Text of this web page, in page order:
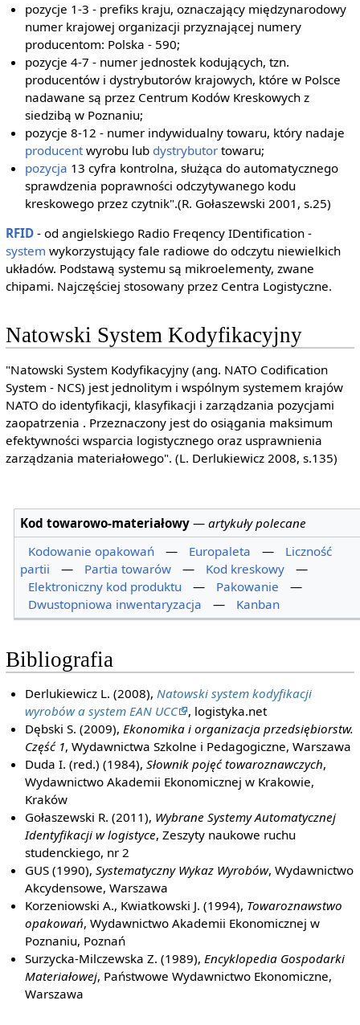
pozycje 1-3 - prefiks kraju, oznaczający międzynarodowy
numer krajowej organizacji przyznającej numery
producentom: Polska - 590;
pozycje 4-7 - numer jednostek kodujących, tzn.
producentów i dystrybutorów krajowych, które w Polsce
nadawane są przez Centrum Kodów Kreskowych z
siedzibą w Poznaniu;
pozycje 8-12 - numer indywidualny towaru, który nadaje
producentwyrobu lub dystrybutor towaru;
pozycja 13 cyfra kontrolna, służąca do automatycznego
sprawdzenia poprawności odczytywanego kodu
kreskowego przez czytnik".(R. Gołaszewski 2001, s.25)
RFID- od angielskiego Radio Freqency IDentification -
system wykorzystujący fale radiowe do odczytu niewielkich
układów. Podstawą systemu są mikroelementy, zwane
chipami. Najczęściej stosowany przez Centra Logistyczne.
Natowski System Kodyfikacyjny
"Natowski System Kodyfikacyjny (ang. NATO Codification
System - NCS) jest jednolitym i wspólnym systemem krajów
NATO do identyfikacji, klasyfikacji i zarządzania pozycjami
zaopatrzenia . Przeznaczony jest do osiągania maksimum
efektywności wsparcia logistycznego oraz usprawnienia
zarządzania materiałowego". (L. Derlukiewicz 2008, s.135)
Kod towarowo-materiałowy —artykuły polecane
Kodowanie opakowań
— Europaleta —
Liczność
partii
— Partia towarów — Kod kreskowy
—
Elektroniczny kod produktu
— Pakowanie
—
Dwustopniowa inwentaryzacja
— Kanban
Bibliografia
Derlukiewicz L. (2008),Natowski system kodyfikacji
wyrobów a system EAN UCC
, logistyka.net
Dębski S. (2009),Ekonomika i organizacja przedsiębiorstw.
Część 1, Wydawnictwa Szkolne i Pedagogiczne, Warszawa
Duda I. (red.) (1984),Słownik pojęć towaroznawczych,
Wydawnictwo Akademii Ekonomicznej w Krakowie,
Kraków
Gołaszewski R. (2011), Wybrane Systemy Automatycznej
Identyfikacji w logistyce, Zeszyty naukowe ruchu
studenckiego, nr 2
GUS (1990),Systematyczny Wykaz Wyrobów, Wydawnictwo
Akcydensowe, Warszawa
Korzeniowski A., Kwiatkowski J. (1994), Towaroznawstwo
opakowań, Wydawnictwo Akademii Ekonomicznej w
Poznaniu, Poznań
Surzycka-Milczewska Z. (1989),Encyklopedia Gospodarki
Materiałowej, Państwowe Wydawnictwo Ekonomiczne,
Warszawa